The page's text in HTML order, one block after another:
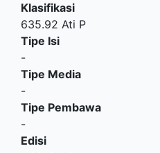
Klasifikasi
635.92 Ati P
Tipe Isi
-
Tipe Media
-
Tipe Pembawa
-
Edisi